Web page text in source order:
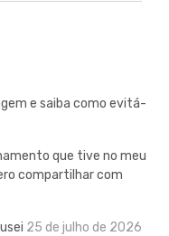
e saiba como evitá-
que tive no meu
compartilhar com
25 de julho de 2026